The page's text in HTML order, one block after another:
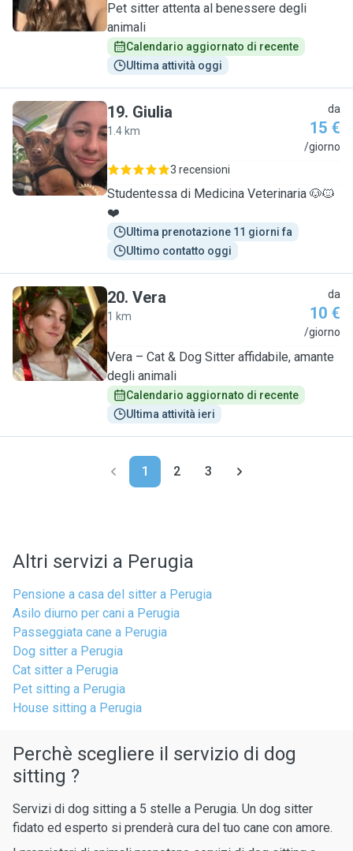
Pet sitter attenta al benessere degli
animali
Calendario aggiornato di recente
Ultima attività oggi
G
19. Giulia
1.4 km
da
15 €
/giorno
3 recensioni
Studentessa di Medicina Veterinaria 🐶🐱
❤️
Ultima prenotazione 11 giorni fa
Ultimo contatto oggi
V
20. Vera
1 km
da
10 €
/giorno
Vera – Cat & Dog Sitter affidabile, amante
degli animali
Calendario aggiornato di recente
Ultima attività ieri
1 2 3
Altri servizi a Perugia
Pensione a casa del sitter a Perugia
Asilo diurno per cani a Perugia
Passeggiata cane a Perugia
Dog sitter a Perugia
Cat sitter a Perugia
Pet sitting a Perugia
House sitting a Perugia
Perchè scegliere il servizio di dog
sitting ?
Servizi di dog sitting a 5 stelle a Perugia. Un dog sitter
fidato ed esperto si prenderà cura del tuo cane con amore.